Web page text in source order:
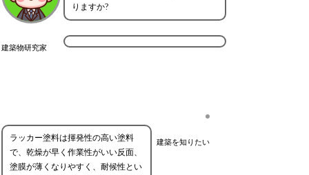
建築物研究家
りますか?
建築を知りたい
ラッカー塗料は揮発性の高い塗料
で、乾燥が早く作業性がいい反面、
塗膜が薄くなりやすく、耐候性とい